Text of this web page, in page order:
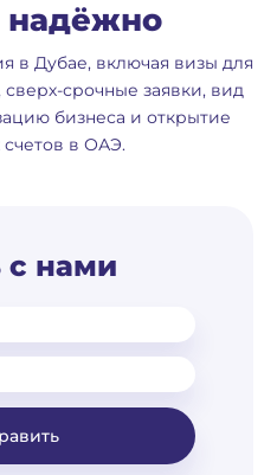
надёжно
в Дубае, включая визы для
срочные заявки, вид
бизнеса и открытие
счетов в ОАЭ.
с нами